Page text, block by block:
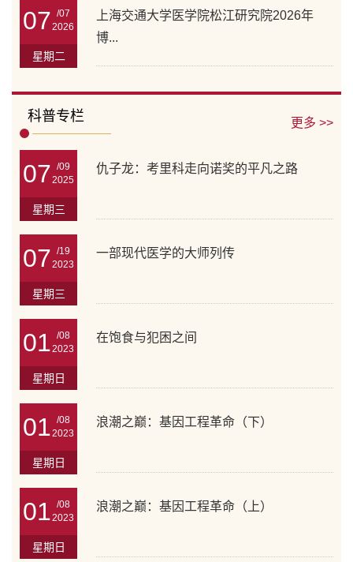
07 /07
2026
星期二
上海交通大学医学院松江研究院2026年
博...
科普专栏 更多 >>
07 /09
2025
星期三
仇子龙：考里科走向诺奖的平凡之路
07 /19
2023
星期三
一部现代医学的大师列传
01 /08
2023
星期日
在饱食与犯困之间
01 /08
2023
星期日
浪潮之巅：基因工程革命（下）
01 /08
2023
星期日
浪潮之巅：基因工程革命（上）